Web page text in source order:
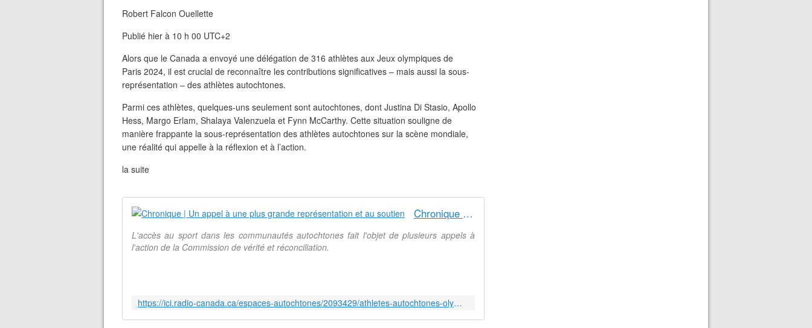
Robert Falcon Ouellette
Publié hier à 10 h 00 UTC+2
Alors que le Canada a envoyé une délégation de 316 athlètes aux Jeux olympiques de
Paris 2024, il est crucial de reconnaître les contributions significatives – mais aussi la sous-
représentation – des athlètes autochtones.
Parmi ces athlètes, quelques-uns seulement sont autochtones, dont Justina Di Stasio, Apollo
Hess, Margo Erlam, Shalaya Valenzuela et Fynn McCarthy. Cette situation souligne de
manière frappante la sous-représentation des athlètes autochtones sur la scène mondiale,
une réalité qui appelle à la réflexion et à l’action.
la suite
Chronique | Un appel à une plus grande représentation et au soutien
L'accès au sport dans les communautés autochtones fait l'objet de plusieurs appels à
l'action de la Commission de vérité et réconciliation.
https://ici.radio-canada.ca/espaces-autochtones/2093429/athletes-autochtones-olympiques-canada